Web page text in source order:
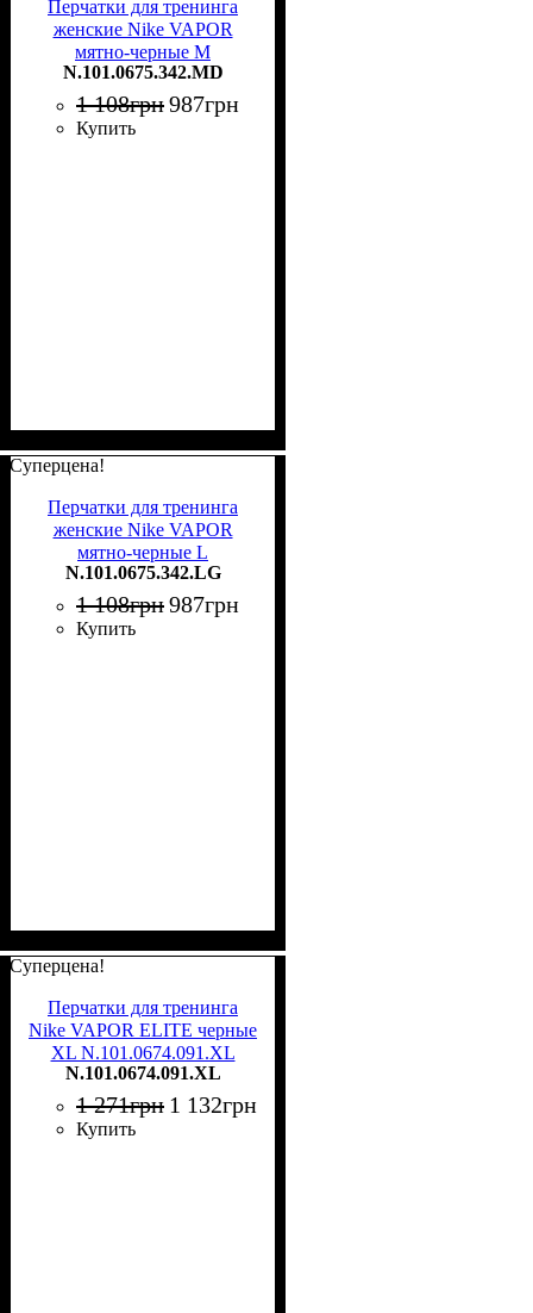
Перчатки для тренинга
женские Nike VAPOR
мятно-черные M
N.101.0675.342.MD
N.101.0675.342.MD
1 108грн987грн
Купить
Суперцена!
Перчатки для тренинга
женские Nike VAPOR
мятно-черные L
N.101.0675.342.LG
N.101.0675.342.LG
1 108грн987грн
Купить
Суперцена!
Перчатки для тренинга
Nike VAPOR ELITE черные
XL N.101.0674.091.XL
N.101.0674.091.XL
1 271грн 1 132грн
Купить